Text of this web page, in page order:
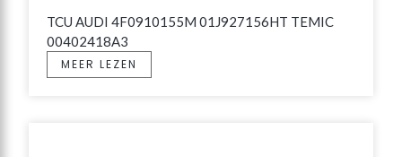
TCU AUDI 4F0910155M 01J927156HT TEMIC
00402418A3
MEER LEZEN